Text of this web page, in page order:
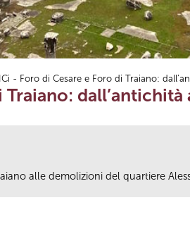
- Foro di Cesare e Foro di Traiano:
dall’antichità
alle demolizioni del quartiere